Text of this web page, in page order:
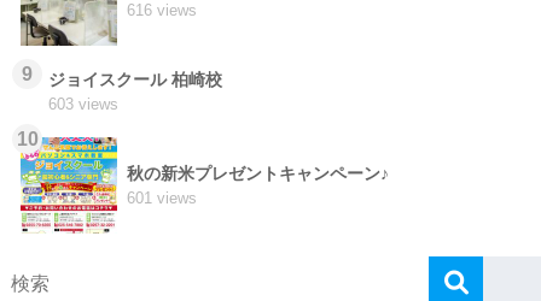
616 views
9 ジョイスクール 柏崎校
603 views
10
秋の新米プレゼントキャンペーン♪
601 views